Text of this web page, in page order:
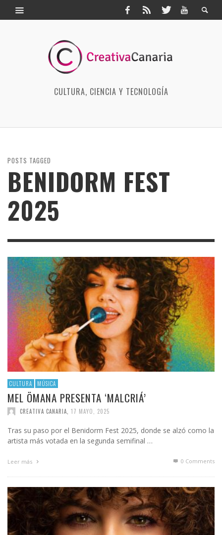
CULTURA, CIENCIA Y TECNOLOGÍA
POSTS TAGGED
BENIDORM FEST
2025
CULTURA MÚSICA
MEL ÖMANA PRESENTA ‘MALCRIÁ’
CREATIVA CANARIA 17 MAYO, 2025
Tras su paso por el Benidorm Fest 2025, donde se alzó como la
artista más votada en la segunda semifinal …
Leer más 0 Comments